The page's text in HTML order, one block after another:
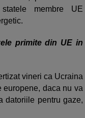
membre UE
primite din UE in
vineri ca Ucraina
europene, daca nu va
datoriile pentru gaze,